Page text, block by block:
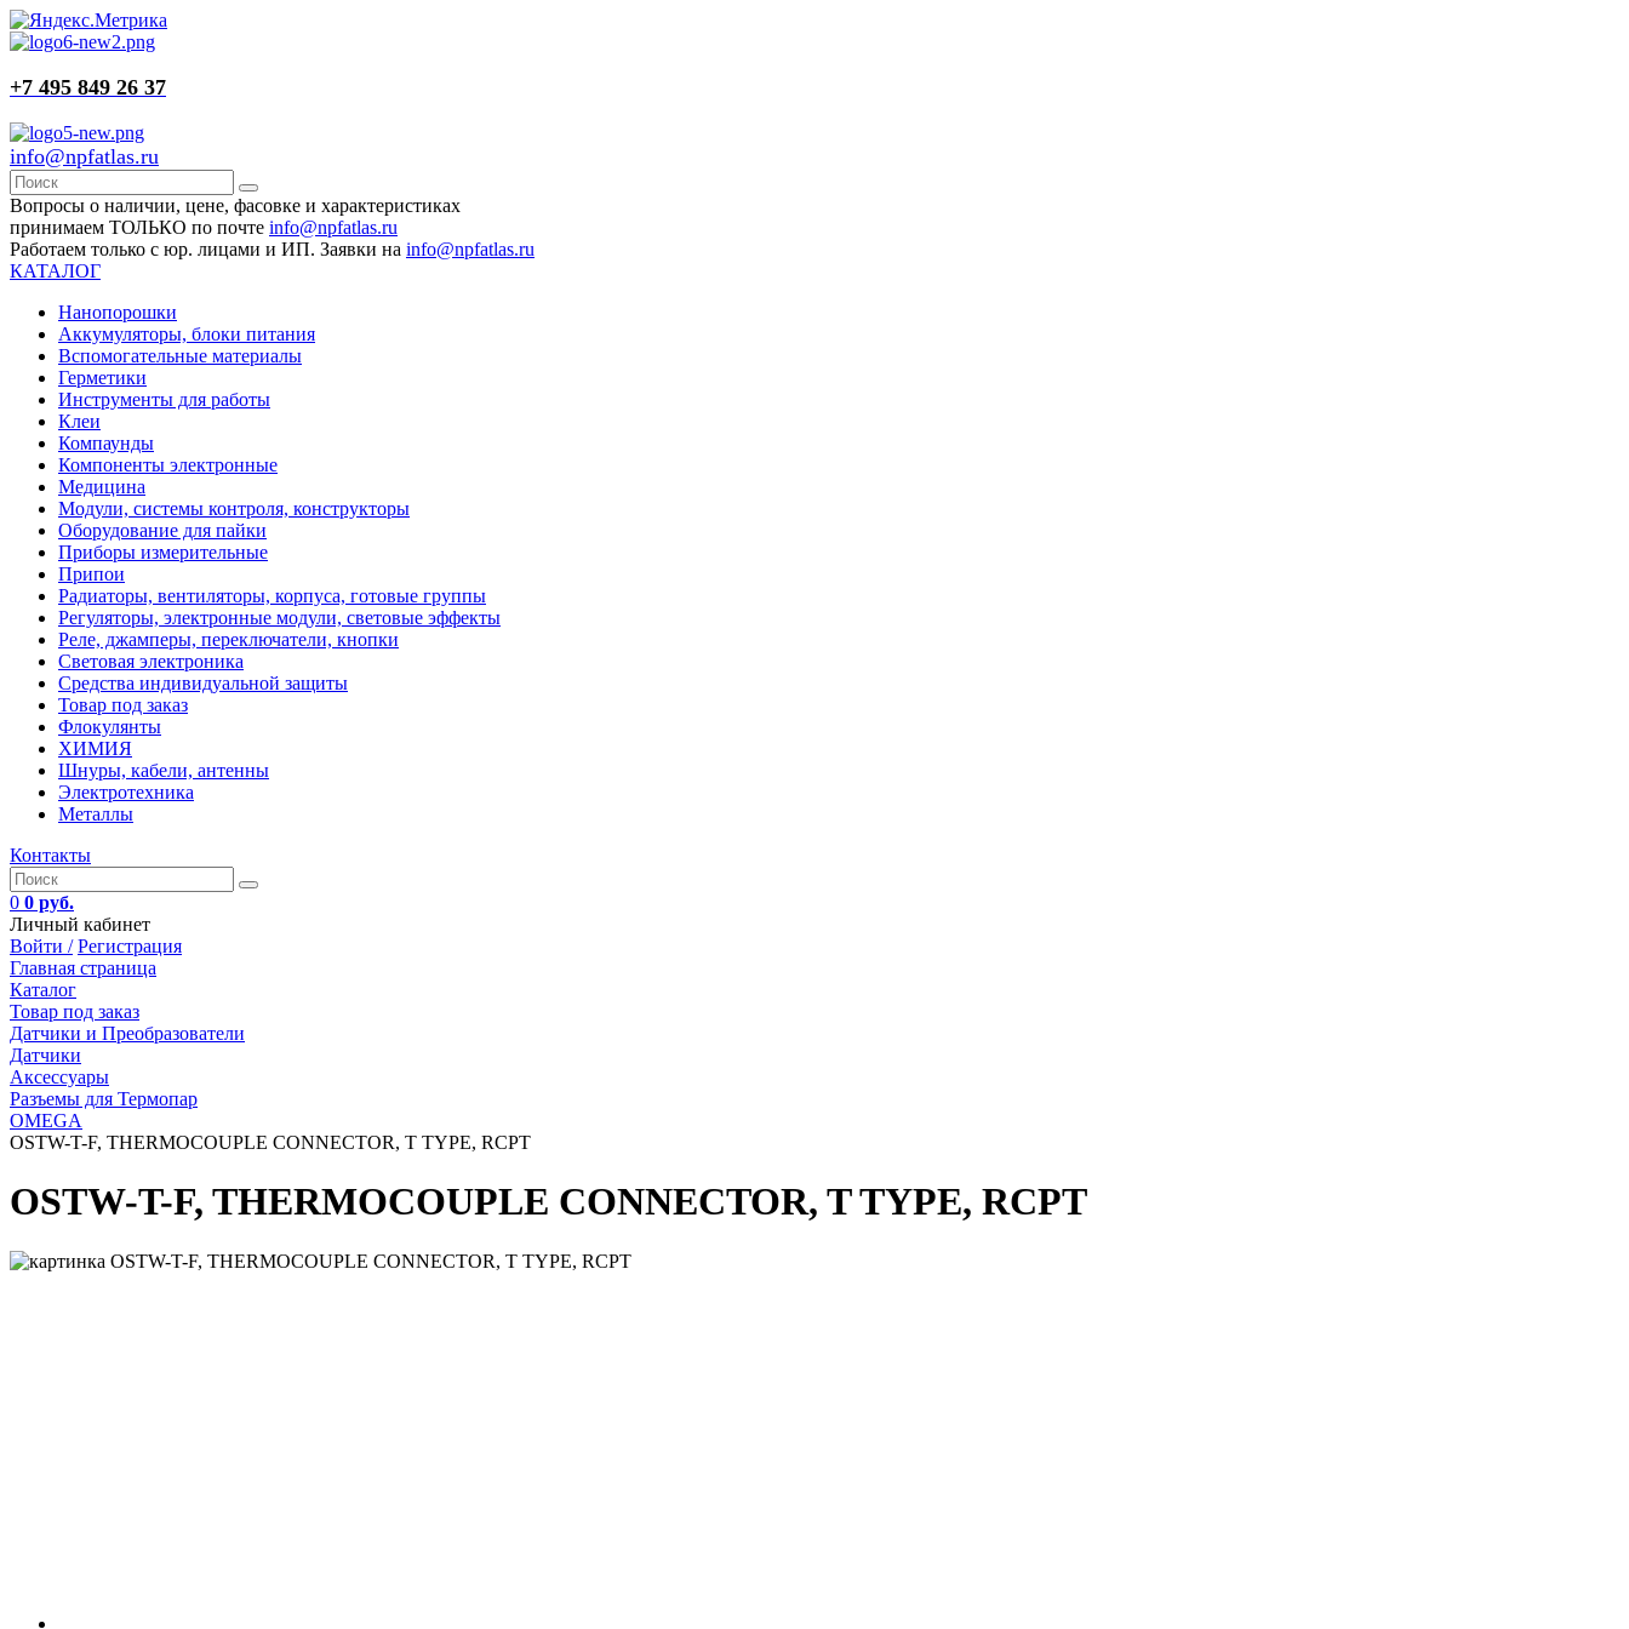
+7 495 849 26 37
info@npfatlas.ru
Вопросы о наличии, цене, фасовке и характеристиках
принимаем ТОЛЬКО по почте info@npfatlas.ru
Работаем только с юр. лицами и ИП. Заявки на info@npfatlas.ru
КАТАЛОГ
Нанопорошки
Аккумуляторы, блоки питания
Вспомогательные материалы
Герметики
Инструменты для работы
Клеи
Компаунды
Компоненты электронные
Медицина
Модули, системы контроля, конструкторы
Оборудование для пайки
Приборы измерительные
Припои
Радиаторы, вентиляторы, корпуса, готовые группы
Регуляторы, электронные модули, световые эффекты
Реле, джамперы, переключатели, кнопки
Световая электроника
Средства индивидуальной защиты
Товар под заказ
Флокулянты
ХИМИЯ
Шнуры, кабели, антенны
Электротехника
Металлы
Контакты
0 0 руб.
Личный кабинет
Войти / Регистрация
Главная страница
Каталог
Товар под заказ
Датчики и Преобразователи
Датчики
Аксессуары
Разъемы для Термопар
OMEGA
OSTW-T-F, THERMOCOUPLE CONNECTOR, T TYPE, RCPT
OSTW-T-F, THERMOCOUPLE CONNECTOR, T TYPE, RCPT